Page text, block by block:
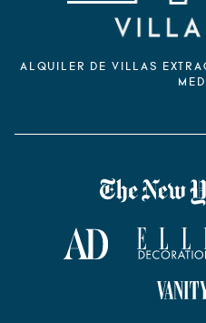
ALQUILER DE VILLAS
VILLANOVO DANS LA
The New York
AD MagazineELLE
Vanity